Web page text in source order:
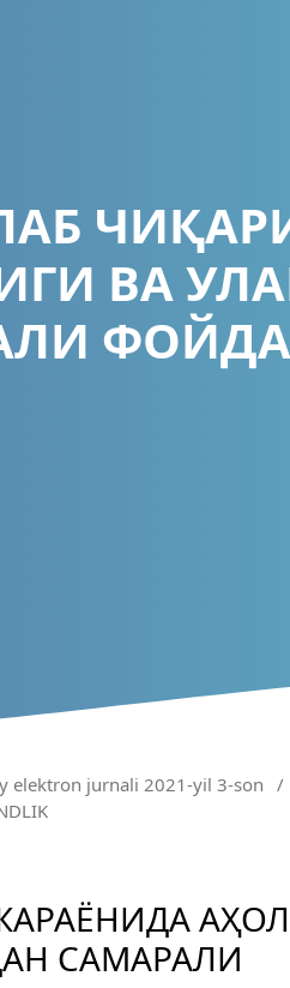
ВА
elektron jurnali 2021-yil 3-son
/
САМАРАЛИ